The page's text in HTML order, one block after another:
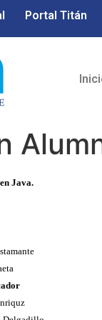
Portal Titán
Java.